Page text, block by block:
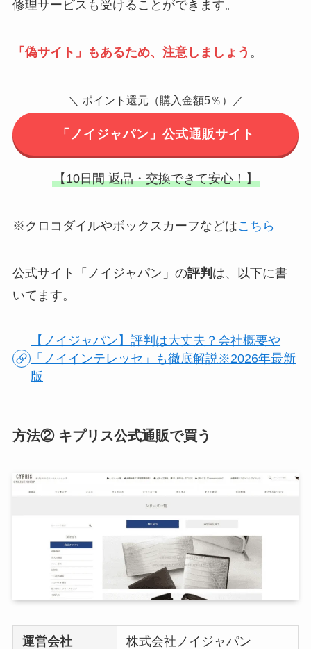
修理サービスも受けることができます。
「偽サイト」もあるため、注意しましょう 。
＼ ポイント還元（購入金額5％）／
「ノイジャパン」公式通販サイト
【10日間 返品・交換できて安心！】
※クロコダイルやボックスカーフなどはこちら
公式サイト「ノイジャパン」の評判 は、以下に書
いてます。
【ノイジャパン】評判は大丈夫？会社概要や
「ノイインテレッセ」も徹底解説※2026年最新
版
方法② キプリス公式通販で買う
運営会社 株式会社ノイジャパン